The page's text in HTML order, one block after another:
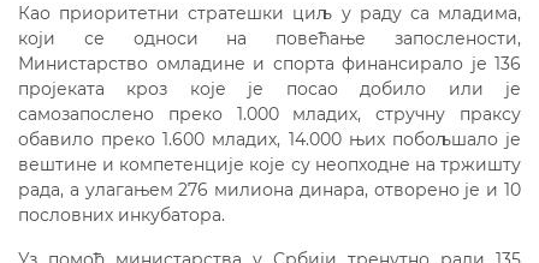
Као приоритетни стратешки циљ у раду са младима,
који се односи на повећање запослености,
Министарство омладине и спорта финансирало је 136
пројеката кроз које је посао добило или је
самозапослено преко 1.000 младих, стручну праксу
обавило преко 1.600 младих, 14.000 њих побољшало је
вештине и компетенције које су неопходне на тржишту
рада, а улагањем 276 милиона динара, отворено је и 10
пословних инкубатора.